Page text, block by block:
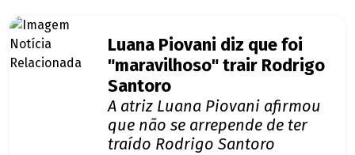
Luana Piovani diz que foi
"maravilhoso" trair Rodrigo
Santoro
A atriz Luana Piovani afirmou
que não se arrepende de ter
traído Rodrigo Santoro